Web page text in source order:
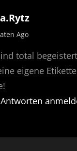
Ago
total
eigene